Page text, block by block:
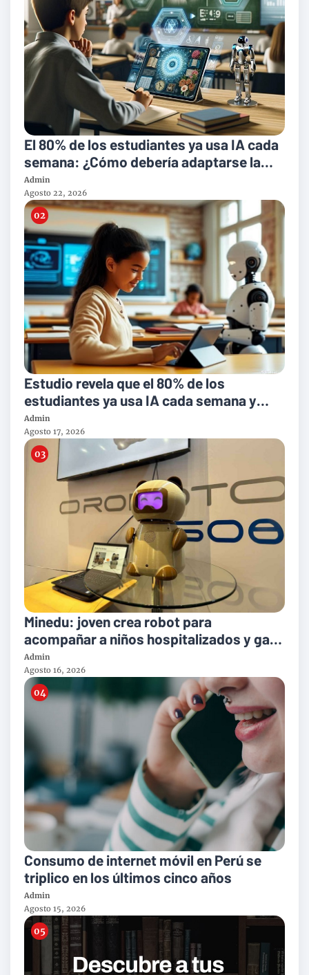
El 80% de los estudiantes ya usa IA cada
semana: ¿Cómo debería adaptarse la
enseñanza del inglés?
Admin
Agosto 22, 2026
Estudio revela que el 80% de los
estudiantes ya usa IA cada semana y
plantea nuevos retos para la enseñanza
del inglés
Admin
Agosto 17, 2026
Minedu: joven crea robot para
acompañar a niños hospitalizados y gana
el Premio Nacional de la Juventud
Admin
Agosto 16, 2026
Consumo de internet móvil en Perú se
triplico en los últimos cinco años
Admin
Agosto 15, 2026